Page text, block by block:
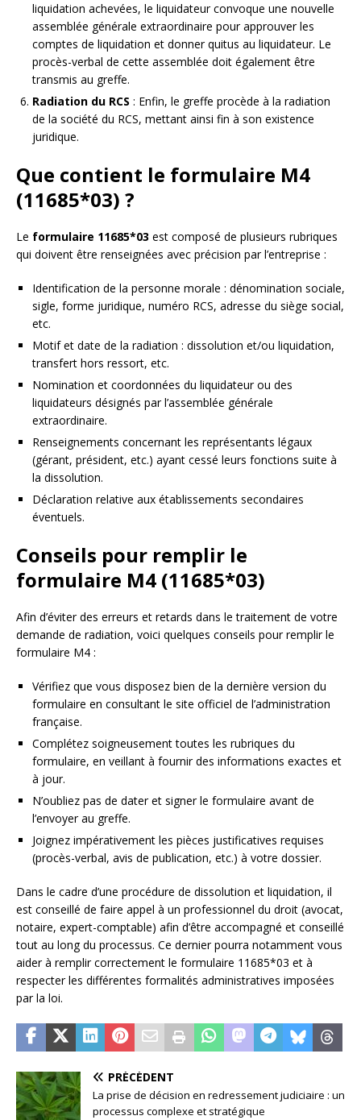
liquidation achevées, le liquidateur convoque une nouvelle
assemblée générale extraordinaire pour approuver les
comptes de liquidation et donner quitus au liquidateur. Le
procès-verbal de cette assemblée doit également être
transmis au greffe.
Radiation du RCS : Enfin, le greffe procède à la radiation
de la société du RCS, mettant ainsi fin à son existence
juridique.
Que contient le formulaire M4
(11685*03) ?
Le formulaire 11685*03 est composé de plusieurs rubriques
qui doivent être renseignées avec précision par l’entreprise :
Identification de la personne morale : dénomination sociale,
sigle, forme juridique, numéro RCS, adresse du siège social,
etc.
Motif et date de la radiation : dissolution et/ou liquidation,
transfert hors ressort, etc.
Nomination et coordonnées du liquidateur ou des
liquidateurs désignés par l’assemblée générale
extraordinaire.
Renseignements concernant les représentants légaux
(gérant, président, etc.) ayant cessé leurs fonctions suite à
la dissolution.
Déclaration relative aux établissements secondaires
éventuels.
Conseils pour remplir le
formulaire M4 (11685*03)
Afin d’éviter des erreurs et retards dans le traitement de votre
demande de radiation, voici quelques conseils pour remplir le
formulaire M4 :
Vérifiez que vous disposez bien de la dernière version du
formulaire en consultant le site officiel de l’administration
française.
Complétez soigneusement toutes les rubriques du
formulaire, en veillant à fournir des informations exactes et
à jour.
N’oubliez pas de dater et signer le formulaire avant de
l’envoyer au greffe.
Joignez impérativement les pièces justificatives requises
(procès-verbal, avis de publication, etc.) à votre dossier.
Dans le cadre d’une procédure de dissolution et liquidation, il
est conseillé de faire appel à un professionnel du droit (avocat,
notaire, expert-comptable) afin d’être accompagné et conseillé
tout au long du processus. Ce dernier pourra notamment vous
aider à remplir correctement le formulaire 11685*03 et à
respecter les différentes formalités administratives imposées
par la loi.
PRÉCÉDENT
La prise de décision en redressement judiciaire : un
processus complexe et stratégique